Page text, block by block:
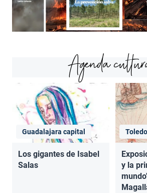
Agenda
Guadalajara capital
Los gigantes de Isabel
Salas
y la